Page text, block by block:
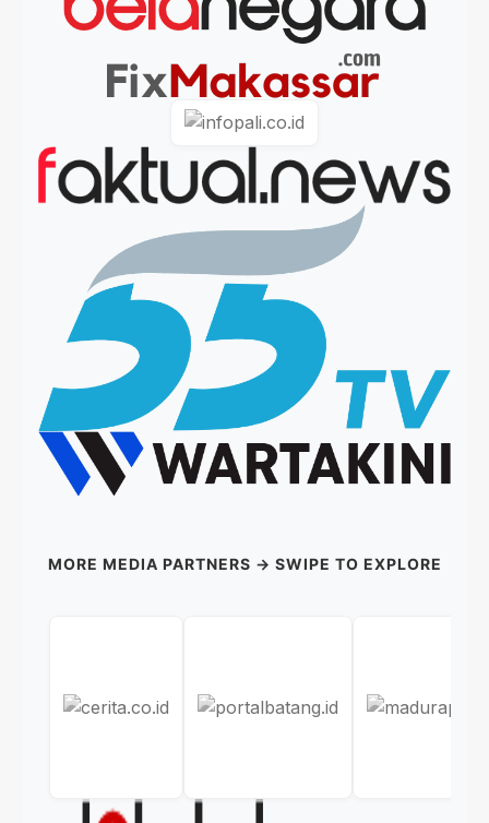
MORE MEDIA PARTNERS → SWIPE TO EXPLORE